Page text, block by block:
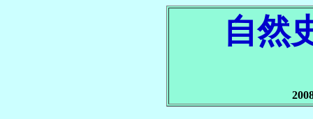
自然